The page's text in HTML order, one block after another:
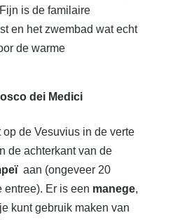
is de familaire
en het zwembad wat echt
de warme
dei Medici
de Vesuvius in de verte
de achterkant van de
aan (ongeveer 20
entree). Er is een manege,
kunt gebruik maken van